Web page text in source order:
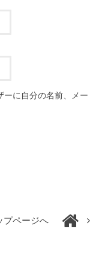
ーに自分の名前、メー
プページへ